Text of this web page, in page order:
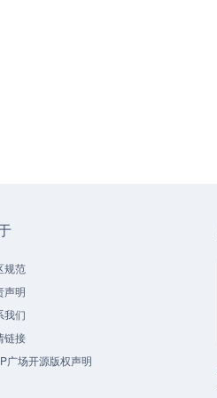
规范
声明
我们
链接
广场开源版权声明